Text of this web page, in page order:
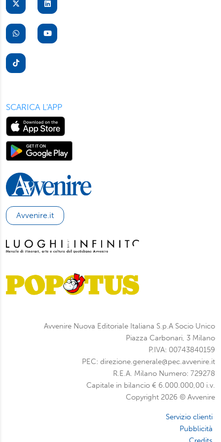
suo dispositivo. Potrà modificare in ogni momento le sue
presente in ogni pagina del nostro sito. Per maggior
informazioni sul trattamento dei suoi dati visiti la nostra
informativa privacy
SCARICA L'APP
Avvenire.it
Avvenire Nuova Editoriale Italiana S.p.A Socio Unico
Piazza Carbonari, 3 Milano
P.IVA: 00743840159
PEC: direzione.generale@pec.avvenire.it
R.E.A. Milano Numero: 729278
Capitale in bilancio € 6.000.000,00 i.v.
Copyright 2026 © Avvenire
Servizio clienti
Pubblicità